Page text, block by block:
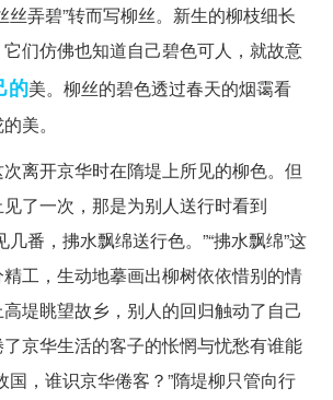
丝弄碧”转而写柳丝。新生的柳枝细长
们仿佛也知道自己碧色可人，就故意
的美。柳丝的碧色透过春天的烟霭看
美。
离开京华时在隋堤上所见的柳色。但
了一次，那是为别人送行时看到
几番，拂水飘绵送行色。”“拂水飘绵”这
工，生动地摹画出柳树依依惜别的情
堤眺望故乡，别人的回归触动了自己
京华生活的客子的怅惘与忧愁有谁能
国，谁识京华倦客？”隋堤柳只管向行